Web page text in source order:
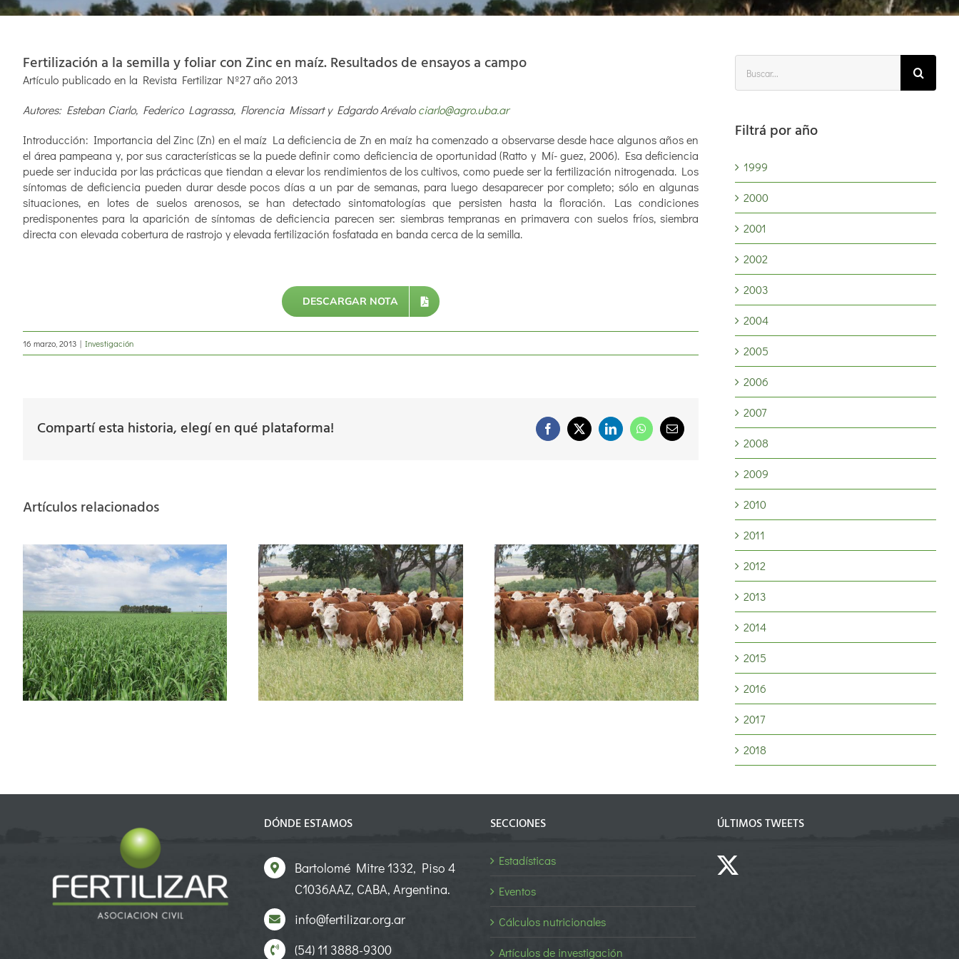
Fertilización a la semilla y foliar con Zinc en maíz. Resultados de ensayos a campo
Artículo publicado en la Revista Fertilizar Nº27 año 2013
Autores: Esteban Ciarlo, Federico Lagrassa, Florencia Missart y Edgardo Arévalociarlo@agro.uba.ar
Introducción: Importancia del Zinc (Zn) en el maíz La deficiencia de Zn en maíz ha comenzado a observarse desde hace algunos años en
el área pampeana y, por sus características se la puede definir como deficiencia de oportunidad (Ratto y Mí- guez, 2006). Esa deficiencia
puede ser inducida por las prácticas que tiendan a elevar los rendimientos de los cultivos, como puede ser la fertilización nitrogenada. Los
síntomas de deficiencia pueden durar desde pocos días a un par de semanas, para luego desaparecer por completo; sólo en algunas
situaciones, en lotes de suelos arenosos, se han detectado sintomatologías que persisten hasta la floración. Las condiciones
predisponentes para la aparición de síntomas de deficiencia parecen ser: siembras tempranas en primavera con suelos fríos, siembra
directa con elevada cobertura de rastrojo y elevada fertilización fosfatada en banda cerca de la semilla.
DESCARGAR NOTA
16 marzo, 2013 | Investigación
Compartí esta historia, elegí en qué plataforma! Facebook
X LinkedInWhatsAppCorreo
Artículos relacionados
Ganadería 2026: la
tecnología de procesos
como motor para cerrar la
brecha productiv
La receta para no perder
pasto: nutrición
balanceada y cosecha
controlada, aliados para
producir más
Más nutrientes, más trigo
Ganadería 2026: la
como motor para cerrar la
Filtrá por año
1999
2000
2001
2002
2003
2004
2005
2006
2007
2008
2009
2010
2011
2012
2013
2014
2015
2016
2017
2018
DÓNDE ESTAMOS
Bartolomé Mitre 1332, Piso 4
C1036AAZ, CABA, Argentina.
info@fertilizar.org.ar
(54) 11 3888-9300
SECCIONES
Estadísticas
Eventos
Cálculos nutricionales
Artículos de investigación
ÚLTIMOS TWEETS